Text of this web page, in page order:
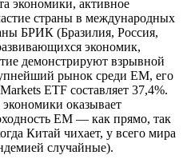
экономики, активное
страны в международных
БРИК (Бразилия, Россия,
экономик,
демонстрируют взрывной
рынок среди EM, его
ETF составляет 37,4%.
оказывает
EM — как прямо, так
Китай чихает, у всего мира
случайные).